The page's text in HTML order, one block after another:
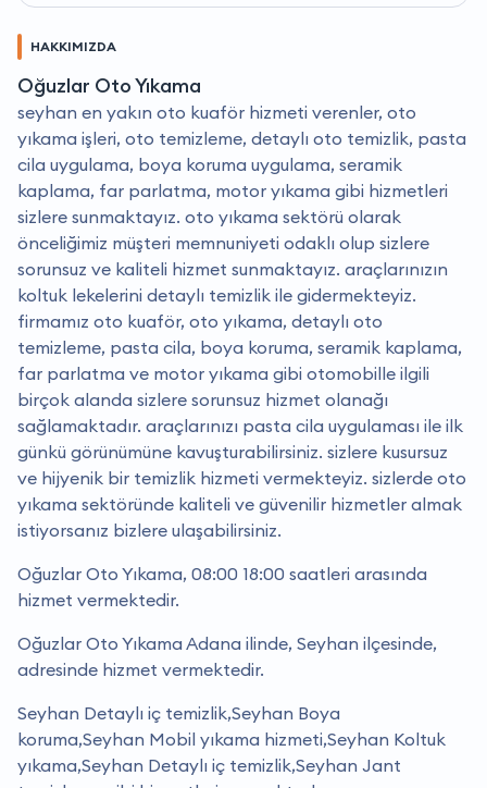
HAKKIMIZDA
Oğuzlar Oto Yıkama
seyhan en yakın oto kuaför hizmeti verenler, oto
yıkama işleri, oto temizleme, detaylı oto temizlik, pasta
cila uygulama, boya koruma uygulama, seramik
kaplama, far parlatma, motor yıkama gibi hizmetleri
sizlere sunmaktayız. oto yıkama sektörü olarak
önceliğimiz müşteri memnuniyeti odaklı olup sizlere
sorunsuz ve kaliteli hizmet sunmaktayız. araçlarınızın
koltuk lekelerini detaylı temizlik ile gidermekteyiz.
firmamız oto kuaför, oto yıkama, detaylı oto
temizleme, pasta cila, boya koruma, seramik kaplama,
far parlatma ve motor yıkama gibi otomobille ilgili
birçok alanda sizlere sorunsuz hizmet olanağı
sağlamaktadır. araçlarınızı pasta cila uygulaması ile ilk
günkü görünümüne kavuşturabilirsiniz. sizlere kusursuz
ve hijyenik bir temizlik hizmeti vermekteyiz. sizlerde oto
yıkama sektöründe kaliteli ve güvenilir hizmetler almak
istiyorsanız bizlere ulaşabilirsiniz.
Oğuzlar Oto Yıkama, 08:00 18:00 saatleri arasında
hizmet vermektedir.
Oğuzlar Oto Yıkama Adana ilinde, Seyhan ilçesinde,
adresinde hizmet vermektedir.
Seyhan Detaylı iç temizlik,Seyhan Boya
koruma,Seyhan Mobil yıkama hizmeti,Seyhan Koltuk
yıkama,Seyhan Detaylı iç temizlik,Seyhan Jant